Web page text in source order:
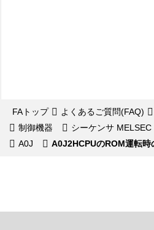
FAトップ よくあるご質問(FAQ)
制御機器
シーケンサ MELSEC
A0J
A0J2HCPUのROM運転時